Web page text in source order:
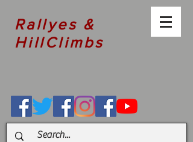
Rallyes &
HillClimbs